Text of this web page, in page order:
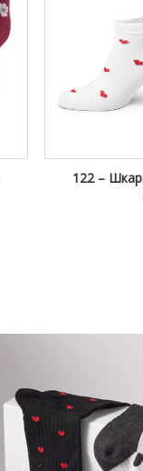
122 –